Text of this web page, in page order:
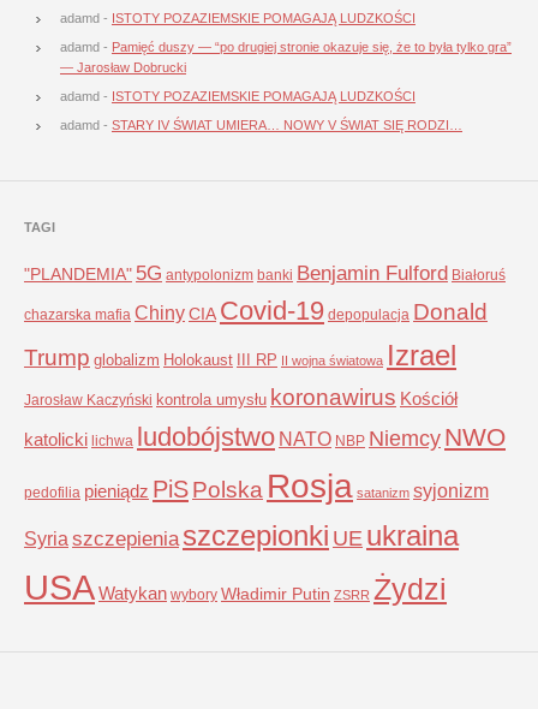
adamd - ISTOTY POZAZIEMSKIE POMAGAJĄ LUDZKOŚCI
adamd - Pamięć duszy — “po drugiej stronie okazuje się, że to była tylko gra”
— Jarosław Dobrucki
adamd - ISTOTY POZAZIEMSKIE POMAGAJĄ LUDZKOŚCI
adamd - STARY IV ŚWIAT UMIERA… NOWY V ŚWIAT SIĘ RODZI…
TAGI
"PLANDEMIA" 5G antypolonizm banki Benjamin Fulford Białoruś
chazarska mafia ChinyCIA Covid-19 depopulacja Donald
Trump globalizm Holokaust III RP II wojna światowa Izrael
Jarosław Kaczyński kontrola umysłu koronawirus Kościół
katolicki lichwa ludobójstwo NATO NBP NiemcyNWO
pedofilia pieniądz PiSPolska Rosja satanizm syjonizm
Syria szczepienia szczepionki UE ukraina
USAWatykan wybory Władimir Putin ZSRR Żydzi